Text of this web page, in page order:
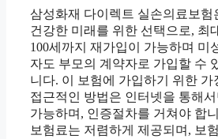
삼성화재 다이렉트 실손의료보험
건강한 미래를 위한 선택으로, 최
100세까지 재가입이 가능하며 미
자도 부모의 계약자로 가입할 수
니다. 이 보험에 가입하기 위한 가
접근적인 방법은 인터넷을 통해
가능하며, 인증절차를 거쳐야 합
보험료는 저렴하게 제공되며, 보